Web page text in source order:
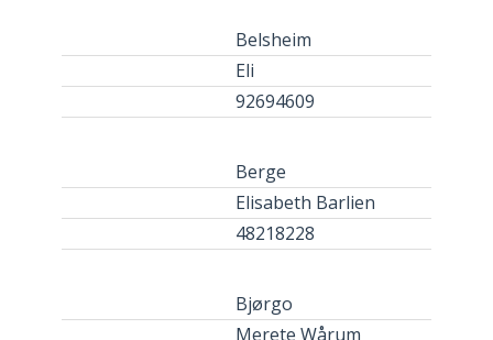
Belsheim
Eli
92694609
Berge
Elisabeth Barlien
48218228
Bjørgo
Merete Wårum